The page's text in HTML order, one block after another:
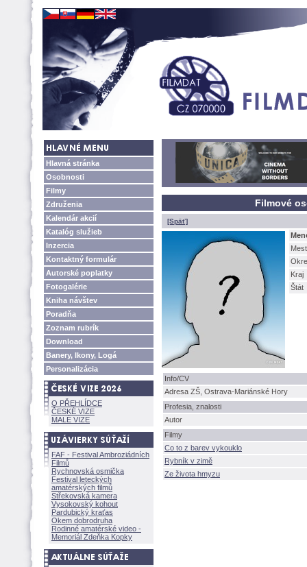
Hlavná stránka
Osobnosti
Filmy
Združenia
Kalendár akcií
Katalóg služieb
Inzercia
Kontaktný formulár
Autorské poplatky
Fotogalérie
Kniha návštev
Poradňa
Zoznam rubrík
Download
Banery, Ikony, Log
Personalizácia
O PŘEHLÍDCE
ČESKÉ VIZE
MALÉ VIZE
FAF - Festival Ambroziádních
Filmů
Rychnovská osmička
Festival leteckých
amatérských filmů
Střekovská kamera
Vysokovský kohout
Pardubický kraťas
Okem dobrodruha
Rodinné amatérské video -
Memoriál Zdeňka Kopky
Filmové
[Späť]
Kraj
tát
Info/CV
Adresa ZŠ, Ostrava-Mariánské Hory
Profesia, znalosti
Autor
Filmy
Co to z barev vykouklo
Rybník v zimě
Ze života hmyzu